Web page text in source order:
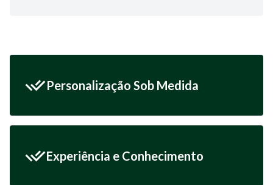
Personalização Sob Medida
Experiência e Conhecimento